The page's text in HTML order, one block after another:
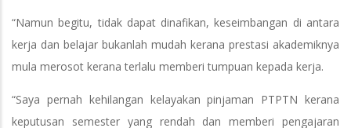
“Namun begitu, tidak dapat dinafikan, keseimbangan di antara
kerja dan belajar bukanlah mudah kerana prestasi akademiknya
mula merosot kerana terlalu memberi tumpuan kepada kerja.
“Saya pernah kehilangan kelayakan pinjaman PTPTN kerana
keputusan semester yang rendah dan memberi pengajaran